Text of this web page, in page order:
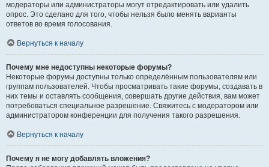
модераторы или администраторы могут отредактировать или удалить
опрос. Это сделано для того, чтобы нельзя было менять варианты
ответов во время голосования.
Вернуться к началу
Почему мне недоступны некоторые форумы?
Некоторые форумы доступны только определённым пользователям или
группам пользователей. Чтобы просматривать такие форумы, создавать в
них темы и оставлять сообщения, совершать другие действия, вам может
потребоваться специальное разрешение. Свяжитесь с модератором или
администратором конференции для получения такого разрешения.
Вернуться к началу
Почему я не могу добавлять вложения?